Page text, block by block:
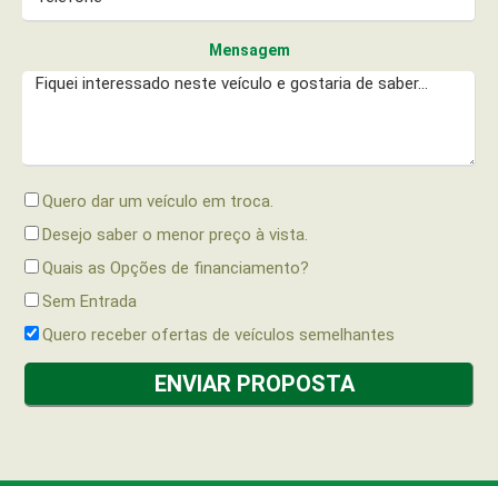
Mensagem
Quero dar um veículo em troca.
Desejo saber o menor preço à vista.
Quais as Opções de financiamento?
Sem Entrada
Quero receber ofertas de veículos semelhantes